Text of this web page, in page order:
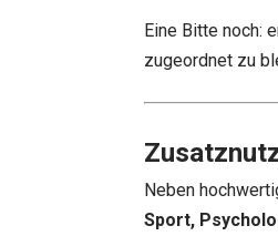
Eine Bitte noch:
zugeordnet zu
Neben
Sport,